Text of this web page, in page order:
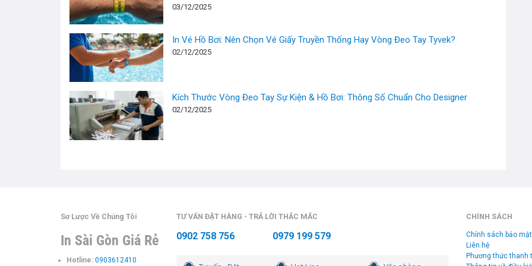
03/12/2025
In Vé Hồ Bơi: Nên Chọn Vé Giấy Truyền Thống Hay Vòng Đeo Tay Tyvek?
02/12/2025
Kích Thước Vòng Đeo Tay Sự Kiện & Hồ Bơi: Thông Số Chuẩn Cho Designer
02/12/2025
Sơ Lược Về Chúng Tôi
In Sài Gòn Giá Rẻ
Hotline: 0903612410
TƯ VẤN ĐẶT HÀNG - TRẢ LỜI THẮC MẮC
0902 758 756 0979 199 579
CHÍNH SÁCH
Chính sách bảo mật
Liên hệ
Phương thức thanh